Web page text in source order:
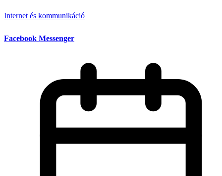
Internet és kommunikáció
Facebook Messenger